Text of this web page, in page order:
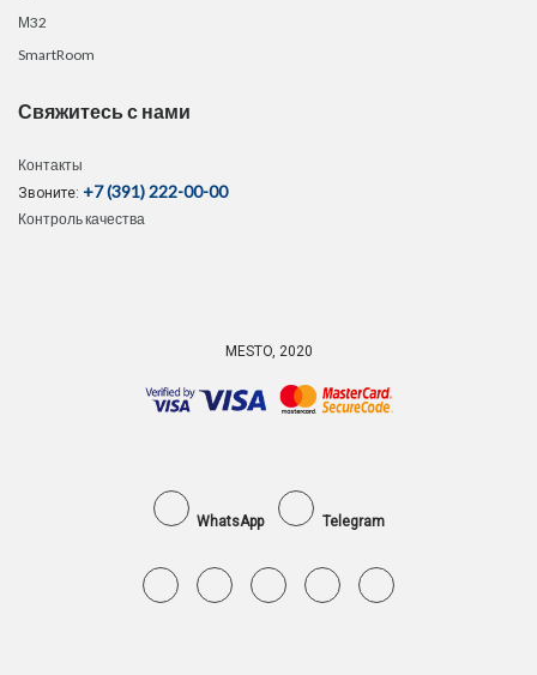
М32
SmartRoom
Свяжитесь с нами
Контакты
Звоните: +7 (391) 222-00-00
Контроль качества
MESTO, 2020
WhatsApp Telegram